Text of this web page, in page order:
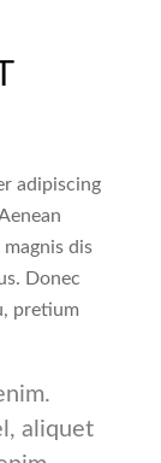
adipiscing
dis
Donec
pretium
aliquet